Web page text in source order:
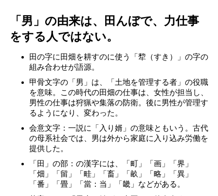
「男」の由来は、田んぼで、力仕事
をする人ではない。
田の字に田畑を耕すのに使う「犂（すき）」の字の
組み合わせが語源。
甲骨文字の「男」は、「土地を管理する者」の役職
を意味。この時代の田畑の仕事は、女性が担当し、
男性の仕事は狩猟や集落の防衛。後に男性が管理す
るようになり、変わった。
会意文字：一説に「入り婿」の意味ともいう。古代
の母系社会では、男は外から家庭に入り込み労働を
提供した。
「田」の部：の漢字には、「町」「画」「界」
「畑」「留」「畦」「畜」「畝」「略」「異」
「番」「畳」「當：当」「畿」などがある。